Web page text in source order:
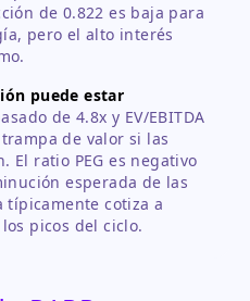
de 0.822 es baja para
pero el alto interés
puede estar
de 4.8x y EV/EBITDA
de valor si las
El ratio PEG es negativo
esperada de las
cotiza a
picos del ciclo.